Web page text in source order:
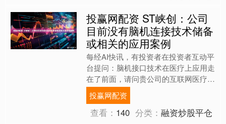
投赢网配资 ST峡创：公司
目前没有脑机连接技术储备
或相关的应用案例
每经AI快讯，有投资者在投资者互动平
台提问：脑机接口技术在医疗上应用走
在了前面，请问贵公司的互联网医疗是
否有脑机连接技术储备或相关的应用案
例？未来有什么计划？ ....
投赢网配资
查看： 140 分类：融资炒股平仓